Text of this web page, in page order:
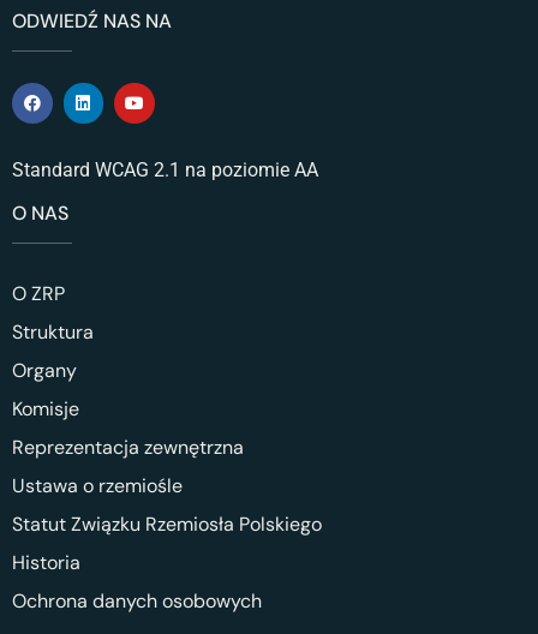
ODWIEDŹ NAS NA
Standard WCAG 2.1 na poziomie AA
O NAS
O ZRP
Struktura
Organy
Komisje
Reprezentacja zewnętrzna
Ustawa o rzemiośle
Statut Związku Rzemiosła Polskiego
Historia
Ochrona danych osobowych